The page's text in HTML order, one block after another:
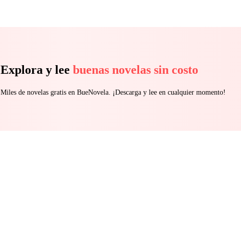
Explora y lee buenas novelas sin costo
Miles de novelas gratis en BueNovela. ¡Descarga y lee en cualquier momento!